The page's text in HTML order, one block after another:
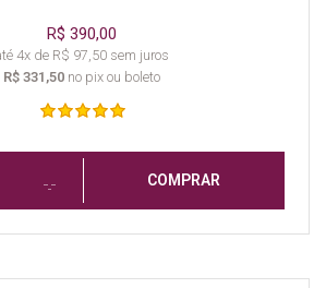
R$ 390,00
4x de R$ 97,50 sem juros
R$ 331,50 no pix ou boleto
COMPRAR